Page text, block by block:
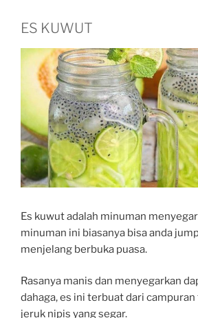
ES KUWUT
Es kuwut adalah minuman
minuman ini biasanya bisa anda
menjelang berbuka puasa.
Rasanya manis dan menyegarkan
dahaga, es ini terbuat dari
jeruk nipis yang segar.